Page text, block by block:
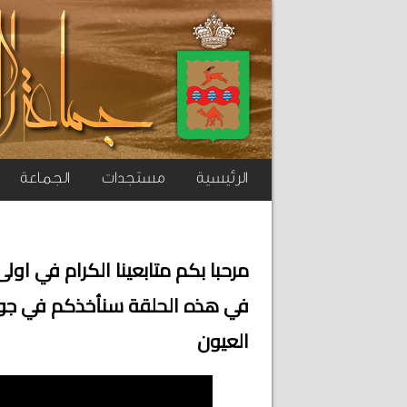
الرئيسية مستجدات الجماعة
مرحبا بكم متابعينا الكرام في
في هذه الحلقة سنأخذكم في
العيون